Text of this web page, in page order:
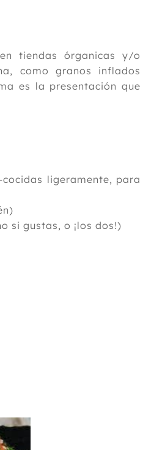
tiendas órganicas y/o
como granos inflados
es la presentación que
ligeramente, para
si gustas, o ¡los dos!)